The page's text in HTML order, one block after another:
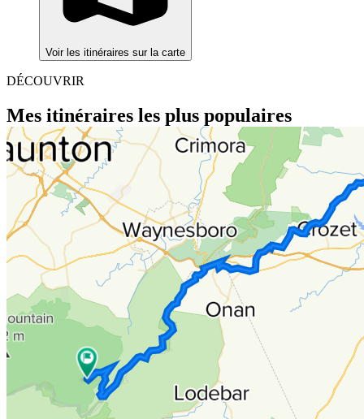
Voir les itinéraires sur la carte
DÉCOUVRIR
Mes itinéraires les plus populaires